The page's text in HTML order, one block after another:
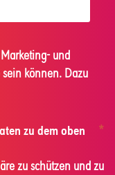
und
sein können. Dazu
zu dem oben
*
zu schützen und zu